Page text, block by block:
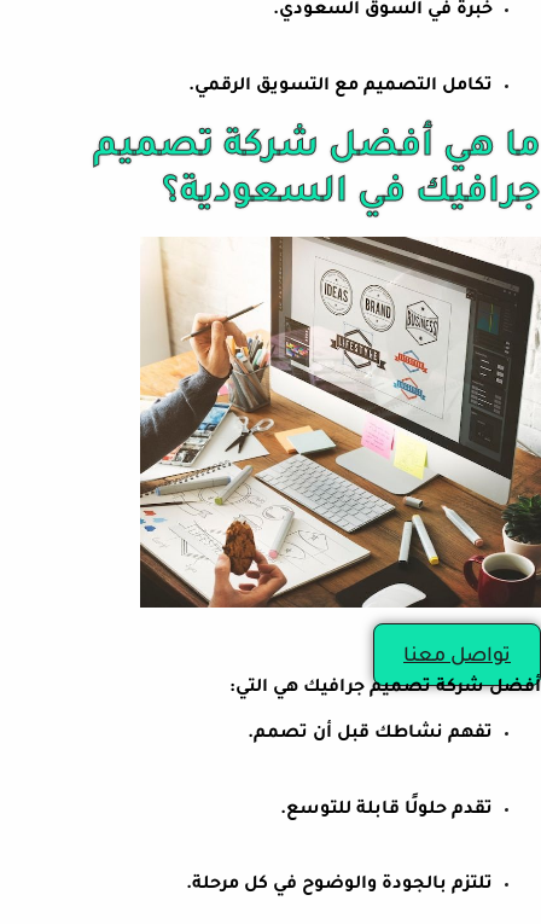
خبرة في السوق السعودي.
تكامل التصميم مع التسويق الرقمي.
ما هي أفضل شركة تصميم
جرافيك في السعودية؟
تواصل معنا
أفضل شركة تصميم جرافيك هي التي:
تفهم نشاطك قبل أن تصمم.
تقدم حلولًا قابلة للتوسع.
تلتزم بالجودة والوضوح في كل مرحلة.